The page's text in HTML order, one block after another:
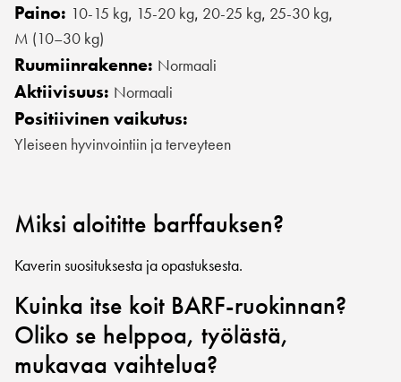
Paino: 10-15 kg, 15-20 kg, 20-25 kg, 25-30 kg,
M (10–30 kg)
Ruumiinrakenne: Normaali
Aktiivisuus: Normaali
Positiivinen vaikutus:
Yleiseen hyvinvointiin ja terveyteen
Miksi aloititte barffauksen?
Kaverin suosituksesta ja opastuksesta.
Kuinka itse koit BARF-ruokinnan?
Oliko se helppoa, työlästä,
mukavaa vaihtelua?